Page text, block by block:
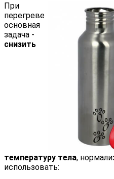
При
перегреве
основная
задача -
снизить
температуру тела,
использовать: